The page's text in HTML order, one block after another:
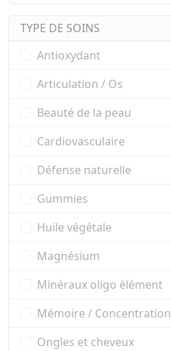
TYPE DE SOINS
Antioxydant
Articulation / Os
Beauté de la peau
Cardiovasculaire
Défense naturelle
Gummies
Huile végétale
Magnésium
Minéraux oligo élément
Mémoire / Concentration
Ongles et cheveux